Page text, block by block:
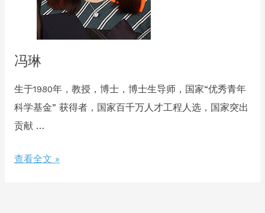
冯琳
生于1980年，教授，博士，博士生导师，国家“优秀青年
科学基金” 获得者，国家百千万人才工程人选，国家突出
贡献 …
冯
查看全文 »